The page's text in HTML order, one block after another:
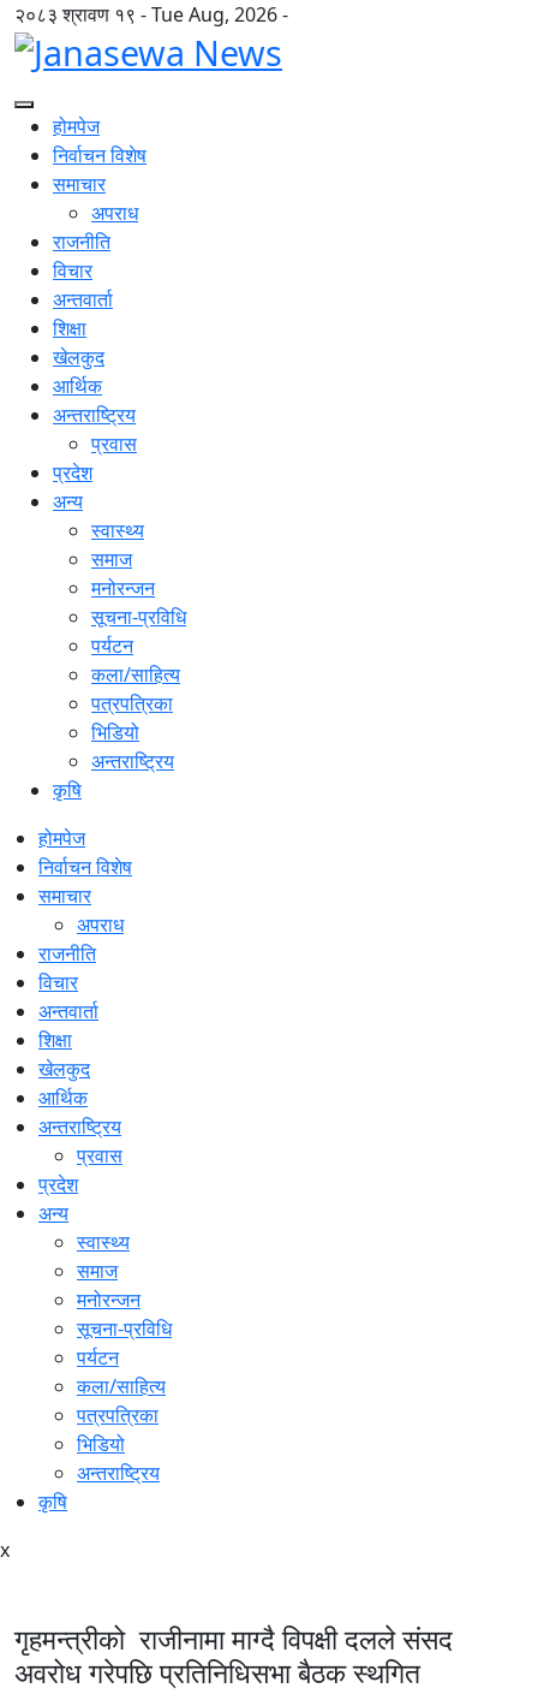
२०८३ श्रावण १९ - Tue Aug, 2026 -
होमपेज
निर्वाचन विशेष
समाचार
अपराध
राजनीति
विचार
अन्तवार्ता
शिक्षा
खेलकुद
आर्थिक
अन्तराष्ट्रिय
प्रवास
प्रदेश
अन्य
स्वास्थ्य
समाज
मनोरन्जन
सूचना-प्रविधि
पर्यटन
कला/साहित्य
पत्रपत्रिका
भिडियो
अन्तराष्ट्रिय
कृषि
होमपेज
निर्वाचन विशेष
समाचार
अपराध
राजनीति
विचार
अन्तवार्ता
शिक्षा
खेलकुद
आर्थिक
अन्तराष्ट्रिय
प्रवास
प्रदेश
अन्य
स्वास्थ्य
समाज
मनोरन्जन
सूचना-प्रविधि
पर्यटन
कला/साहित्य
पत्रपत्रिका
भिडियो
अन्तराष्ट्रिय
कृषि
x
गृहमन्त्रीको राजीनामा माग्दै विपक्षी दलले संसद
अवरोध गरेपछि प्रतिनिधिसभा बैठक स्थगित